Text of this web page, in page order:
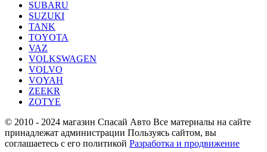
SUBARU
SUZUKI
TANK
TOYOTA
VAZ
VOLKSWAGEN
VOLVO
VOYAH
ZEEKR
ZOTYE
© 2010 - 2024 магазин Спасай Авто Все материалы на сайте
принадлежат администрации Пользуясь сайтом, вы
соглашаетесь с его политикой Разработка и продвижение